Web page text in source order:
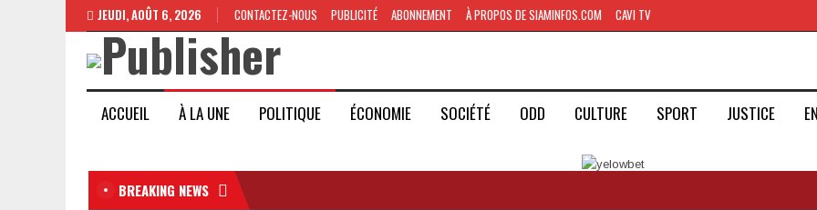
JEUDI, AOÛT 6, 2026 CONTACTEZ-NOUS PUBLICITÉ ABONNEMENT À PROPOS DE SIAMINFOS.COM CAVI TV
ACCUEIL À LA UNE POLITIQUE ÉCONOMIE SOCIÉTÉ ODD CULTURE SPORT JUSTICE
BREAKING NEWS